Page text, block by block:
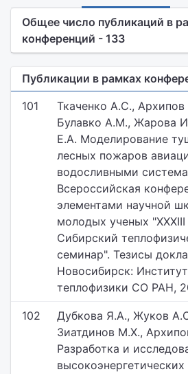
Общее число публикаций в
конференций - 133
Публикации в рамках
101
Ткаченко А.С., Архипов
Булавко А.М., Жарова
Е.А. Моделирование
лесных пожаров
водосливными
Всероссийская
элементами научной
молодых ученых "XXXIII
Сибирский
семинар". Тезисы
Новосибирск: Институт
теплофизики СО РАН,
102
Дубкова Я.А., Жуков
Зиатдинов М.Х.,
Разработка и
высокоэнергетических